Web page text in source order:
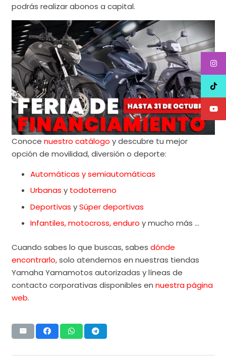
podrás realizar abonos a capital.
Conoce nuestro catálogo y descubre tu mejor
opción de movilidad, diversión o deporte:
Automáticas y semiautomáticas
Urbanas y todoterreno
Deportivas ySúper deportivas
Infantiles,motocross, enduro y mucho más …
Cuando sabes lo que buscas, sabes dónde
encontrarlo, solo atendemos en nuestras tiendas
Yamaha Yamamotos autorizadas y líneas de
contacto corporativas disponibles en nuestra página
web.